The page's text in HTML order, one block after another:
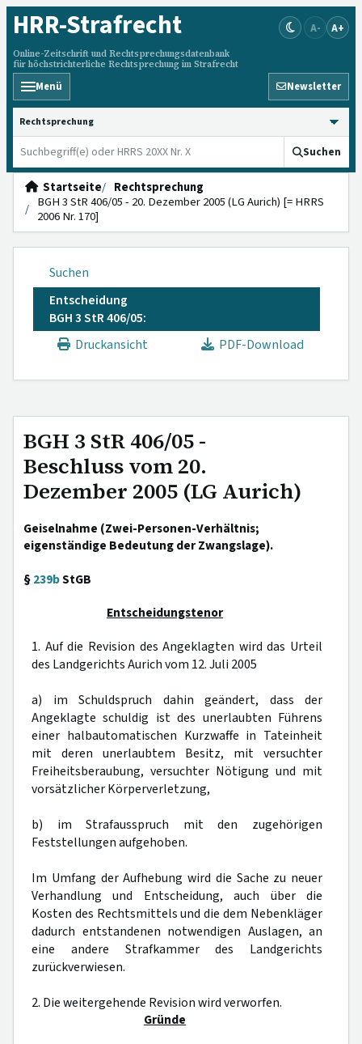
HRR-Strafrecht
Online-Zeitschrift und Rechtsprechungsdatenbank
für höchstrichterliche Rechtsprechung im Strafrecht
A- A+
Menü Newsletter
HRRS durchsuchen
Suchen
Startseite
Rechtsprechung
BGH 3 StR 406/05 - 20. Dezember 2005 (LG Aurich) [= HRRS
2006 Nr. 170]
Suchen
Entscheidung
BGH 3 StR 406/05:
Druckansicht
PDF-Download
BGH 3 StR 406/05 -
Beschluss vom 20.
Dezember 2005 (LG Aurich)
Geiselnahme (Zwei-Personen-Verhältnis;
eigenständige Bedeutung der Zwangslage).
§239bStGB
Entscheidungstenor
1. Auf die Revision des Angeklagten wird das Urteil
des Landgerichts Aurich vom 12. Juli 2005
a) im Schuldspruch dahin geändert, dass der
Angeklagte schuldig ist des unerlaubten Führens
einer halbautomatischen Kurzwaffe in Tateinheit
mit deren unerlaubtem Besitz, mit versuchter
Freiheitsberaubung, versuchter Nötigung und mit
vorsätzlicher Körperverletzung,
b) im Strafausspruch mit den zugehörigen
Feststellungen aufgehoben.
Im Umfang der Aufhebung wird die Sache zu neuer
Verhandlung und Entscheidung, auch über die
Kosten des Rechtsmittels und die dem Nebenkläger
dadurch entstandenen notwendigen Auslagen, an
eine andere Strafkammer des Landgerichts
zurückverwiesen.
2. Die weitergehende Revision wird verworfen.
Gründe